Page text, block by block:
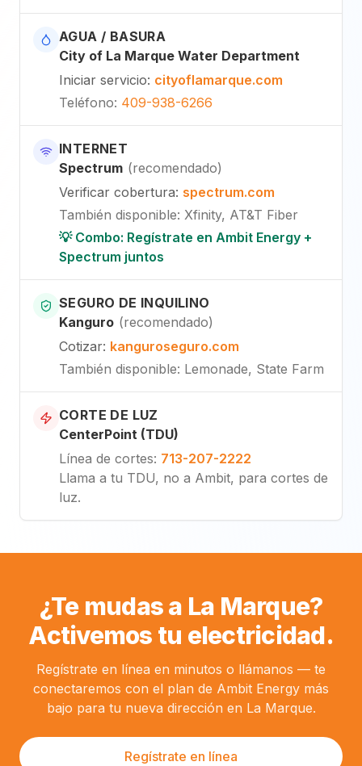
AGUA / BASURA
City of La Marque Water Department
Iniciar servicio: cityoflamarque.com
Teléfono: 409-938-6266
INTERNET
Spectrum (recomendado)
Verificar cobertura: spectrum.com
También disponible: Xfinity, AT&T Fiber
💡 Combo: Regístrate en Ambit Energy +
Spectrum juntos
SEGURO DE INQUILINO
Kanguro (recomendado)
Cotizar: kanguroseguro.com
También disponible: Lemonade, State Farm
CORTE DE LUZ
CenterPoint (TDU)
Línea de cortes: 713-207-2222
Llama a tu TDU, no a Ambit, para cortes de
luz.
¿Te mudas a La Marque?
Activemos tu electricidad.
Regístrate en línea en minutos o llámanos — te
conectaremos con el plan de Ambit Energy más
bajo para tu nueva dirección en La Marque.
Regístrate en línea